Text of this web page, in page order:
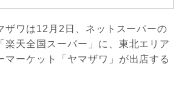
ザワは12月2日、ネットスーパーの
楽天全国スーパー」に、東北エリア
マーケット「ヤマザワ」が出店する